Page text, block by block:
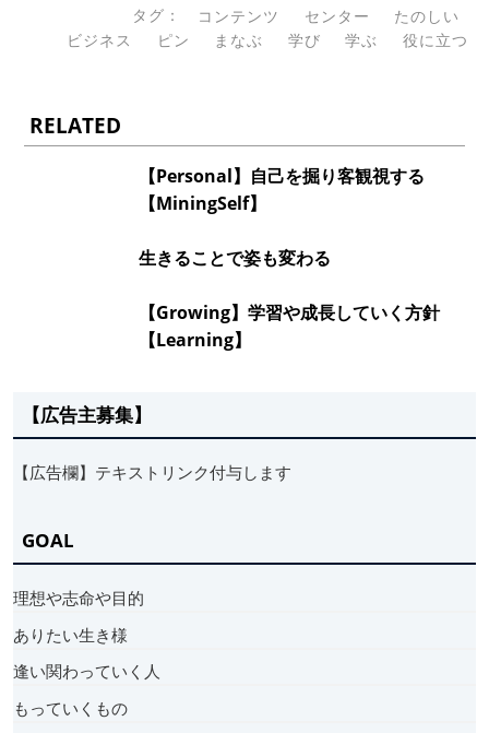
タグ： コンテンツ センター
たのしい
ビジネス
ピン まなぶ 学び 学ぶ 役に立つ
RELATED
【Personal】自己を掘り客観視する
【MiningSelf】
生きることで姿も変わる
【Growing】学習や成長していく方針
【Learning】
【広告主募集】
【広告欄】テキストリンク付与します
GOAL
理想や志命や目的
ありたい生き様
逢い関わっていく人
もっていくもの